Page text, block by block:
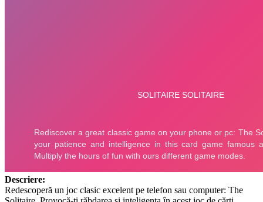
Descriere:
Redescoperă un joc clasic excelent pe telefon sau computer: The